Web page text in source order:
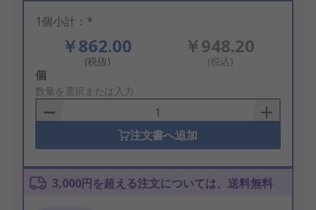
1個小計：*
￥862.00
(税抜)
￥948.20
(税込)
Add
to
Basket
個
数量を選択または入力
注文書へ追加
3,000円を超える注文については、送料無料